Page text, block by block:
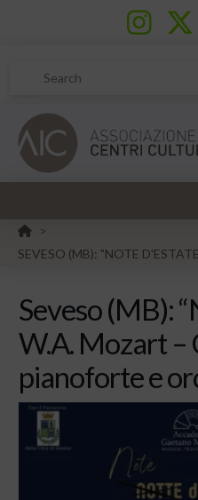
Search
HOME
>
SEVESO (MB): "NOTE
Seveso (MB):
W.A. Mozart –
pianoforte e